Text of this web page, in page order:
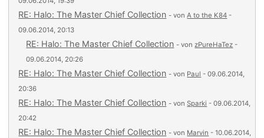
RE: Halo: The Master Chief Collection - vonA to the K84 -
09.06.2014, 20:13
RE: Halo: The Master Chief Collection - vonzPureHaTez -
09.06.2014, 20:26
RE: Halo: The Master Chief Collection - von Paul - 09.06.2014,
20:36
RE: Halo: The Master Chief Collection - vonSparki - 09.06.2014,
20:42
RE: Halo: The Master Chief Collection - von Marvin - 10.06.2014,